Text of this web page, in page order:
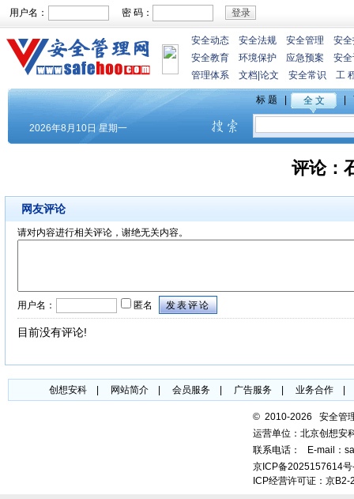
用户名： 密 码：
安全动态 安全法规 安全管理
安
安全教育
环境保护 应急预案
安
管理体系
文档 论文 安全常识 工
评论：
网友评论
请对内容进行相关评论，谢绝无关内容。
用户名： 匿名
目前没有评论!
创想安科| 网站简介| 会员服务| 广告服务| 业务合作|
© 2010-2026 安全
运营单位：北京创想安
联系电话：
E-mail：
京ICP备2025157614
ICP经营许可证：京